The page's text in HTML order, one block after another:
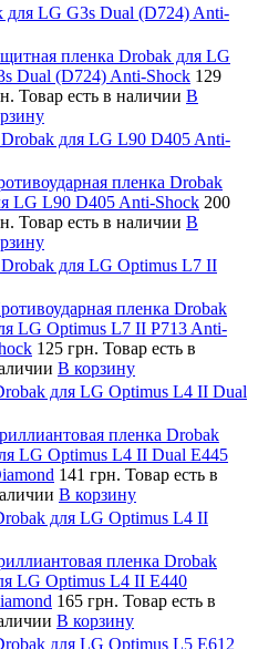
для LG G3s Dual (D724) Anti-
пленка Drobak для LG
Dual (D724) Anti-Shock 129
Товар есть в наличии В
для LG L90 D405 Anti-
пленка Drobak
LG L90 D405 Anti-Shock 200
Товар есть в наличии В
для LG Optimus L7 II
пленка Drobak
LG Optimus L7 II P713 Anti-
125 грн. Товар есть в
В корзину
для LG Optimus L4 II Dual
пленка Drobak
LG Optimus L4 II Dual E445
141 грн. Товар есть в
В корзину
для LG Optimus L4 II
пленка Drobak
LG Optimus L4 II E440
165 грн. Товар есть в
В корзину
для LG Optimus L5 E612